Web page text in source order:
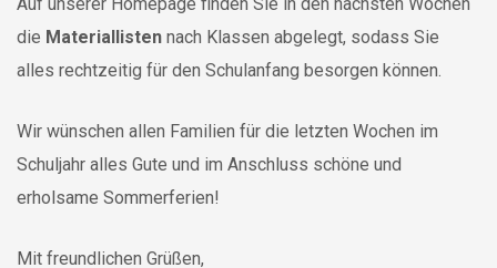
die Materiallisten nach Klassen abgelegt, sodass Sie
alles rechtzeitig für den Schulanfang besorgen können.
Wir wünschen allen Familien für die letzten Wochen im
Schuljahr alles Gute und im Anschluss schöne und
erholsame Sommerferien!
Mit freundlichen Grüßen,